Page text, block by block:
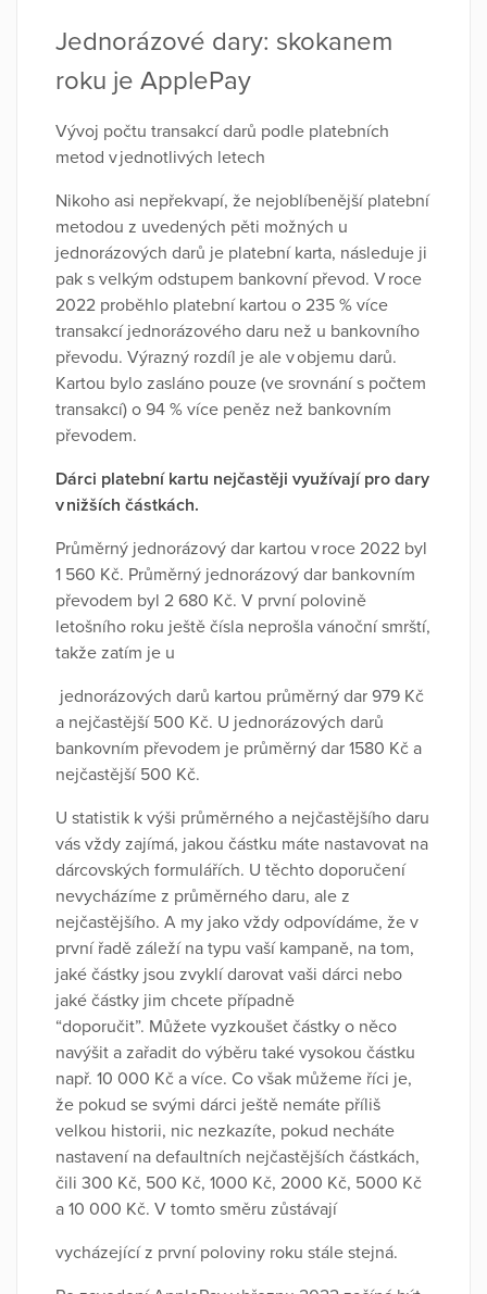
Jednorázové dary: skokanem
roku je ApplePay
Vývoj počtu transakcí darů podle platebních
metod v jednotlivých letech
Nikoho asi nepřekvapí, že nejoblíbenější platební
metodou z uvedených pěti možných u
jednorázových darů je platební karta, následuje ji
pak s velkým odstupem bankovní převod. V roce
2022 proběhlo platební kartou o 235 % více
transakcí jednorázového daru než u bankovního
převodu. Výrazný rozdíl je ale v objemu darů.
Kartou bylo zasláno pouze (ve srovnání s počtem
transakcí) o 94 % více peněz než bankovním
převodem.
Dárci platební kartu nejčastěji využívají pro dary
v nižších částkách.
Průměrný jednorázový dar kartou v roce 2022 byl
1 560 Kč. Průměrný jednorázový dar bankovním
převodem byl 2 680 Kč. V první polovině
letošního roku ještě čísla neprošla vánoční smrští,
takže zatím je u
jednorázových darů kartou průměrný dar 979 Kč
a nejčastější 500 Kč. U jednorázových darů
bankovním převodem je průměrný dar 1580 Kč a
nejčastější 500 Kč.
U statistik k výši průměrného a nejčastějšího daru
vás vždy zajímá, jakou částku máte nastavovat na
dárcovských formulářích. U těchto doporučení
nevycházíme z průměrného daru, ale z
nejčastějšího. A my jako vždy odpovídáme, že v
první řadě záleží na typu vaší kampaně, na tom,
jaké částky jsou zvyklí darovat vaši dárci nebo
jaké částky jim chcete případně
“doporučit”. Můžete vyzkoušet částky o něco
navýšit a zařadit do výběru také vysokou částku
např. 10 000 Kč a více. Co však můžeme říci je,
že pokud se svými dárci ještě nemáte příliš
velkou historii, nic nezkazíte, pokud necháte
nastavení na defaultních nejčastějších částkách,
čili 300 Kč, 500 Kč, 1000 Kč, 2000 Kč, 5000 Kč
a 10 000 Kč. V tomto směru zůstávají
vycházející z první poloviny roku stále stejná.